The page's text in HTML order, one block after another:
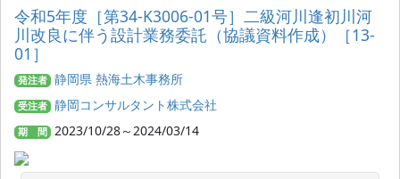
令和5年度［第34-K3006-01号］二級河川逢初川河
川改良に伴う設計業務委託（協議資料作成）［13-
01］
発注者 静岡県 熱海土木事務所
受注者 静岡コンサルタント株式会社
期 間 2023/10/28～2024/03/14